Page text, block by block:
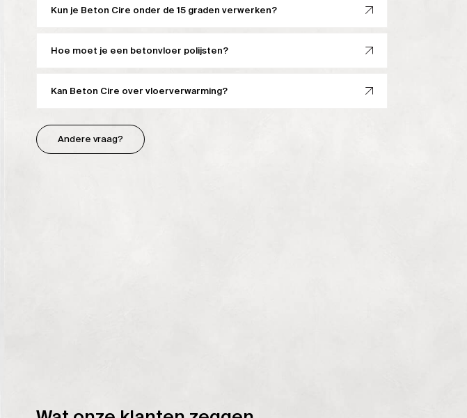
Kun je Beton Cire onder de 15 graden verwerken?
Hoe moet je een betonvloer polijsten?
Kan Beton Cire over vloerverwarming?
Andere vraag?